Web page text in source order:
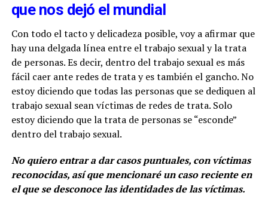
que nos dejó el mundial
Con todo el tacto y delicadeza posible, voy a afirmar que
hay una delgada línea entre el trabajo sexual y la trata
de personas. Es decir, dentro del trabajo sexual es más
fácil caer ante redes de trata y es también el gancho. No
estoy diciendo que todas las personas que se dediquen al
trabajo sexual sean víctimas de redes de trata. Solo
estoy diciendo que la trata de personas se “esconde”
dentro del trabajo sexual.
No quiero entrar a dar casos puntuales, con víctimas
reconocidas, así que mencionaré un caso reciente en
el que se desconoce las identidades de las víctimas.